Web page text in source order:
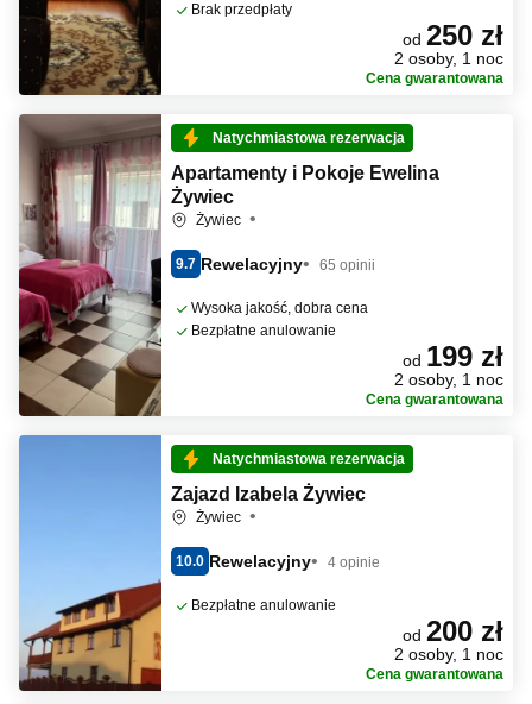
Brak przedpłaty
od 250 zł
2 osoby, 1 noc
Cena gwarantowana
Natychmiastowa rezerwacja
Apartamenty i Pokoje Ewelina
Żywiec
Żywiec
9.7 Rewelacyjny 65 opinii
Wysoka jakość, dobra cena
Bezpłatne anulowanie
od 199 zł
2 osoby, 1 noc
Cena gwarantowana
Natychmiastowa rezerwacja
Zajazd Izabela Żywiec
Żywiec
10.0 Rewelacyjny 4 opinie
Bezpłatne anulowanie
od 200 zł
2 osoby, 1 noc
Cena gwarantowana